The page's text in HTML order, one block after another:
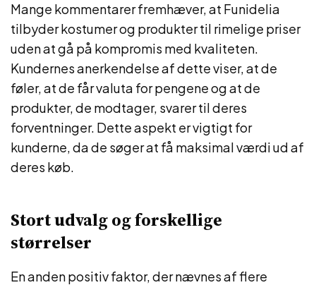
Mange kommentarer fremhæver, at Funidelia
tilbyder kostumer og produkter til rimelige priser
uden at gå på kompromis med kvaliteten.
Kundernes anerkendelse af dette viser, at de
føler, at de får valuta for pengene og at de
produkter, de modtager, svarer til deres
forventninger. Dette aspekt er vigtigt for
kunderne, da de søger at få maksimal værdi ud af
deres køb.
Stort udvalg og forskellige
størrelser
En anden positiv faktor, der nævnes af flere